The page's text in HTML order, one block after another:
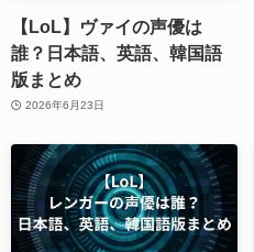
【LoL】ヴァイの声優は
誰？日本語、英語、韓国語
版まとめ
2026年6月23日